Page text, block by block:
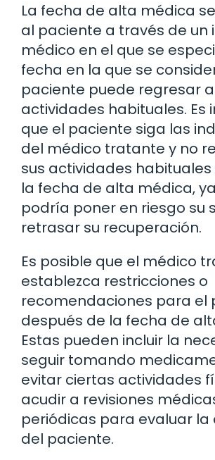
La fecha de alta médica
al paciente a través de un
médico en el que se
fecha en la que se
paciente puede regresar
actividades habituales. Es
que el paciente siga las
del médico tratante y no
sus actividades
la fecha de alta médica,
podría poner en riesgo su
retrasar su recuperación.
Es posible que el médico
establezca restricciones o
recomendaciones para el
después de la fecha de
Estas pueden incluir la
seguir tomando
evitar ciertas actividades
acudir a revisiones
periódicas para evaluar la
del paciente.